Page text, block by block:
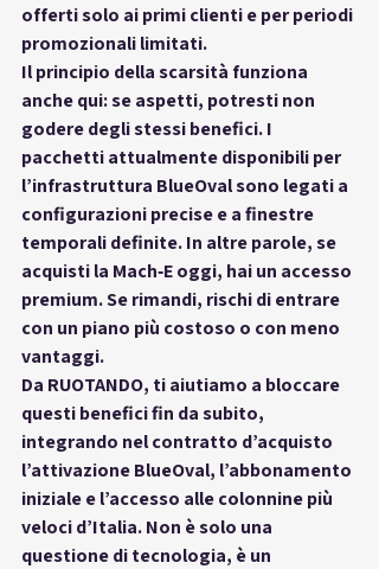
offerti solo ai primi clienti e per periodi
promozionali limitati.
Il principio della scarsità funziona
anche qui: se aspetti, potresti non
godere degli stessi benefici. I
pacchetti attualmente disponibili per
l’infrastruttura BlueOval sono legati a
configurazioni precise e a finestre
temporali definite. In altre parole, se
acquisti la Mach‑E oggi, hai un accesso
premium. Se rimandi, rischi di entrare
con un piano più costoso o con meno
vantaggi.
Da RUOTANDO, ti aiutiamo a bloccare
questi benefici fin da subito,
integrando nel contratto d’acquisto
l’attivazione BlueOval, l’abbonamento
iniziale e l’accesso alle colonnine più
veloci d’Italia. Non è solo una
questione di tecnologia, è un